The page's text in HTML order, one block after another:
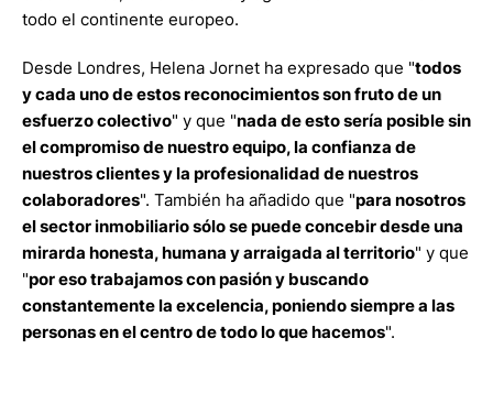
todo el continente europeo.
Desde Londres, Helena Jornet ha expresado que "todos
y cada uno de estos reconocimientos son fruto de un
esfuerzo colectivo" y que "nada de esto sería posible sin
el compromiso de nuestro equipo, la confianza de
nuestros clientes y la profesionalidad de nuestros
colaboradores". También ha añadido que "para nosotros
el sector inmobiliario sólo se puede concebir desde una
mirarda honesta, humana y arraigada al territorio" y que
"por eso trabajamos con pasión y buscando
constantemente la excelencia, poniendo siempre a las
personas en el centro de todo lo que hacemos".